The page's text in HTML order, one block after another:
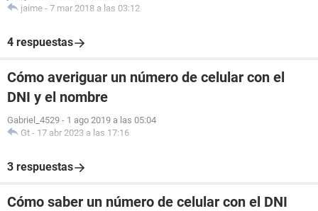
jaime - 7 mar 2018 a las 03:12
4 respuestas
Cómo averiguar un número de celular con el
DNI y el nombre
Gabriel_4529 - 1 ago 2019 a las 05:04
Gt - 17 abr 2023 a las 17:16
3 respuestas
Cómo saber un número de celular con el DNI